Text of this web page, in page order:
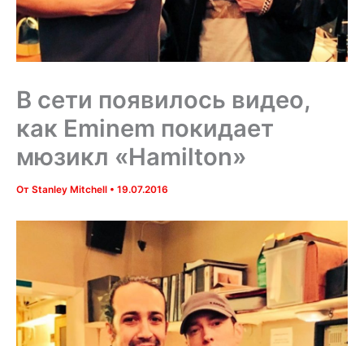
В сети появилось видео,
как Eminem покидает
мюзикл «Hamilton»
От Stanley Mitchell • 19.07.2016